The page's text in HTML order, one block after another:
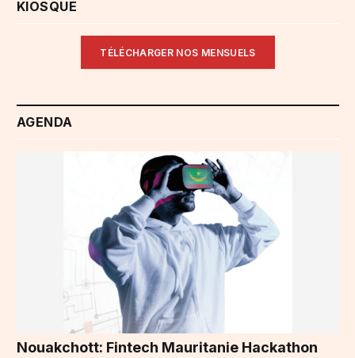
KIOSQUE
TÉLÉCHARGER NOS MENSUELS
AGENDA
Nouakchott: Fintech Mauritanie Hackathon